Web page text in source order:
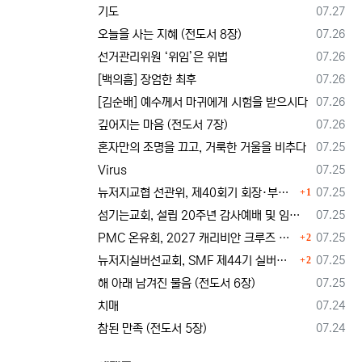
등록일
07.27
기도
등록일
07.26
오늘을 사는 지혜 (전도서 8장)
등록일
07.26
선거관리위원 ‘위임’은 위법
등록일
07.26
[백의흠] 장엄한 최후
등록일
07.26
[김순배] 예수께서 마귀에게 시험을 받으시다
등록일
07.26
깊어지는 마음 (전도서 7장)
등록일
07.25
혼자만의 조명을 끄고, 거룩한 거울을 비추다
등록일
07.25
Virus
등록일
07.25
뉴저지교협 선관위, 제40회기 회장·부회장 등록 및 추천 절차 공고… 선관위 구성 적정성 논란도 제기
댓글
1
등록일
07.25
섬기는교회, 설립 20주년 감사예배 및 임직식 --- "이제 더 힘차게 창공을 날자"
등록일
07.25
PMC 온유회, 2027 캐리비안 크루즈 전도여행 참가자 모집
댓글
2
등록일
07.25
뉴저지실버선교회, SMF 제44기 실버미션스쿨 수강생 모집
댓글
2
등록일
07.25
해 아래 남겨진 물음 (전도서 6장)
등록일
07.24
치매
등록일
07.24
참된 만족 (전도서 5장)